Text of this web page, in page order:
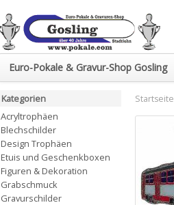
Euro-Pokale & Gravur-Shop Gosling
Startseite
Kategorien
Acryltrophäen
Blechschilder
Design Trophäen
Etuis und Geschenkboxen
Figuren & Dekoration
Grabschmuck
Gravurschilder